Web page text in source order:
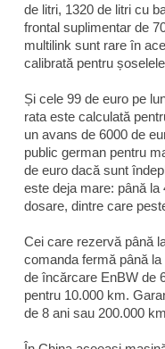
de litri, 1320 de litri cu
frontal suplimentar de
multilink sunt rare în
calibrată pentru
Și cele 99 de euro pe
rata este calculată
un avans de 6000 de
public german pentru
de euro dacă sunt
este deja mare: până la
dosare, dintre care
Cei care rezervă până
comanda fermă până
de încărcare EnBW de
pentru 10.000 km.
de 8 ani sau 200.000